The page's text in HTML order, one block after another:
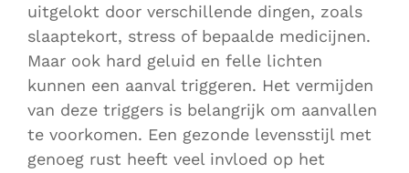
uitgelokt door verschillende dingen, zoals
slaaptekort, stress of bepaalde medicijnen.
Maar ook hard geluid en felle lichten
kunnen een aanval triggeren. Het vermijden
van deze triggers is belangrijk om aanvallen
te voorkomen. Een gezonde levensstijl met
genoeg rust heeft veel invloed op het